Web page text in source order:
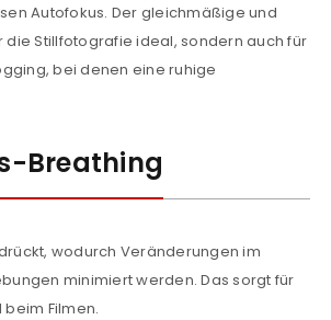
Autofokus. Der gleichmäßige und
die Stillfotografie ideal, sondern auch für
bei denen eine ruhige
Breathing
wodurch Veränderungen im
minimiert werden. Das sorgt für
Filmen.